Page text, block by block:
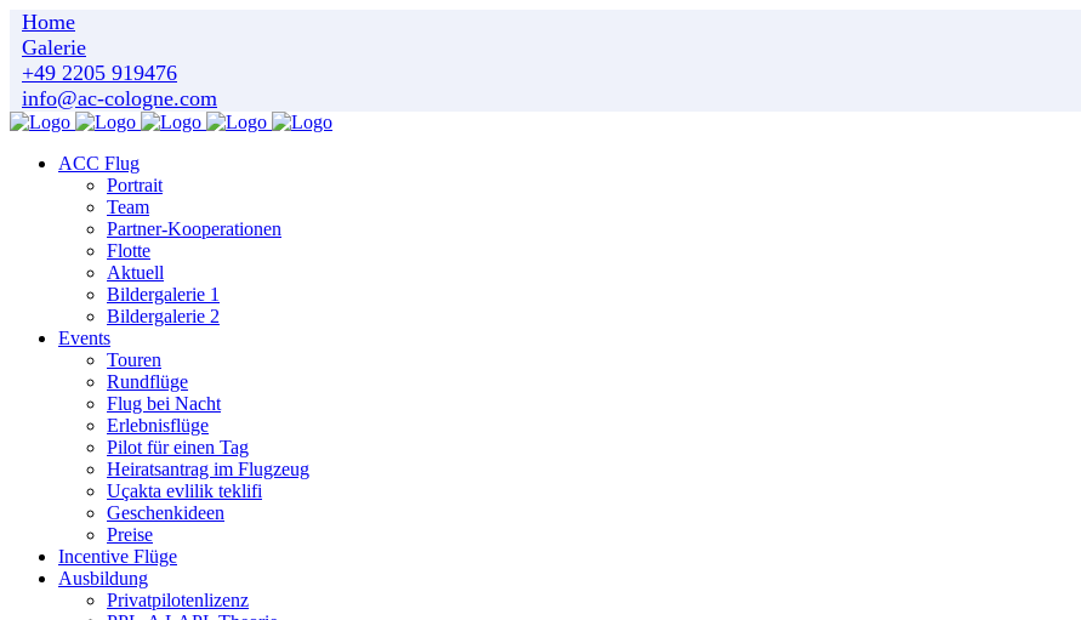
Home
Galerie
+49 2205 919476
info@ac-cologne.com
ACC Flug
Portrait
Team
Partner-Kooperationen
Flotte
Aktuell
Bildergalerie 1
Bildergalerie 2
Events
Touren
Rundflüge
Flug bei Nacht
Erlebnisflüge
Pilot für einen Tag
Heiratsantrag im Flugzeug
Uçakta evlilik teklifi
Geschenkideen
Preise
Incentive Flüge
Ausbildung
Privatpilotenlizenz